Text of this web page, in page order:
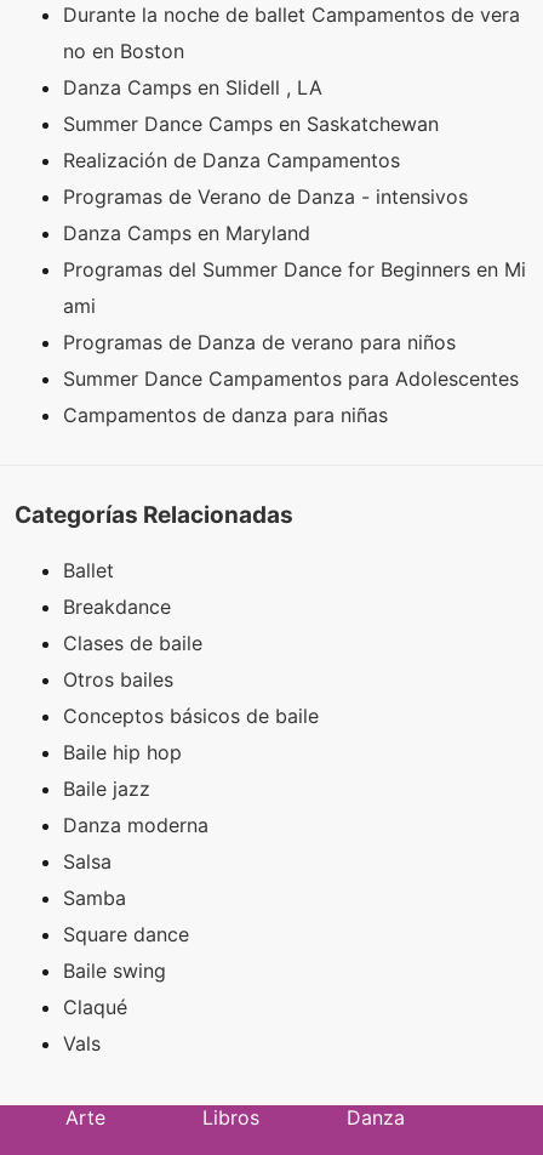
Durante la noche de ballet Campamentos de vera
no en Boston
Danza Camps en Slidell , LA
Summer Dance Camps en Saskatchewan
Realización de Danza Campamentos
Programas de Verano de Danza - intensivos
Danza Camps en Maryland
Programas del Summer Dance for Beginners en Mi
ami
Programas de Danza de verano para niños
Summer Dance Campamentos para Adolescentes
Campamentos de danza para niñas
Categorías Relacionadas
Ballet
Breakdance
Clases de baile
Otros bailes
Conceptos básicos de baile
Baile hip hop
Baile jazz
Danza moderna
Salsa
Samba
Square dance
Baile swing
Claqué
Vals
Arte Libros
Danza